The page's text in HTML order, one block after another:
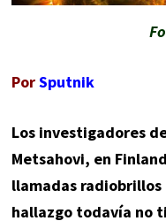
PorSputnik
Los investigadores
Metsahovi, en
llamadas radiobrillos
hallazgo todavía no